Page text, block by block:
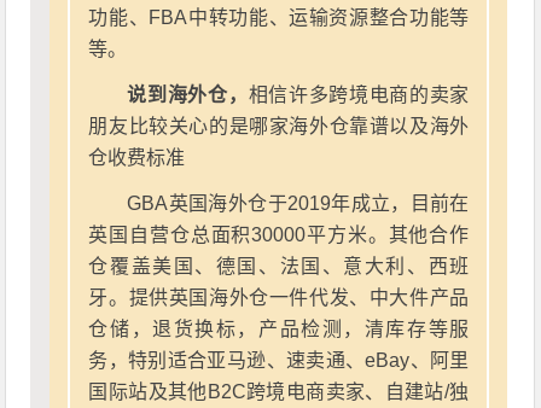
功能、FBA中转功能、运输资源整合功能等
等。
说到海外仓， 相信许多跨境电商的卖家
朋友比较关心的是哪家海外仓靠谱以及海外
仓收费标准
GBA英国海外仓于2019年成立，目前在
英国自营仓总面积30000平方米。其他合作
仓覆盖美国、德国、法国、意大利、西班
牙。提供英国海外仓一件代发、中大件产品
仓储，退货换标，产品检测，清库存等服
务，特别适合亚马逊、速卖通、eBay、阿里
国际站及其他B2C跨境电商卖家、自建站/独